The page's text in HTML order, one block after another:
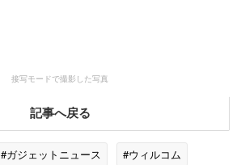
接写モードで撮影した写真
記事へ戻る
#ガジェットニュース #ウィルコム